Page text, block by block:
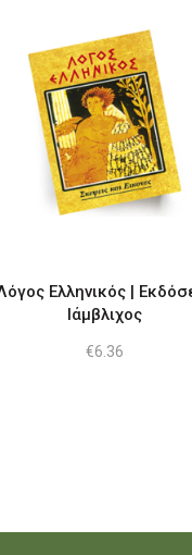
Ελληνικός |
Ιάμβλιχος
€6.36